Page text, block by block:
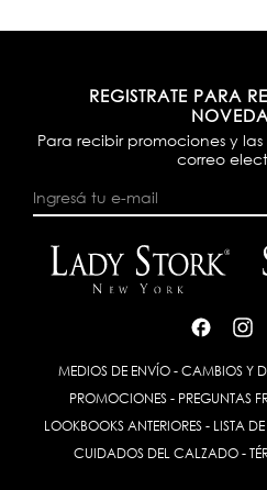
REGISTRATE PARA
Para recibir promociones y
correo
MEDIOS DE ENVÍO - CAMBIOS Y
PROMOCIONES- PREGUNTAS
LOOKBOOKS ANTERIORES- LISTA
CUIDADOS DEL CALZADO-